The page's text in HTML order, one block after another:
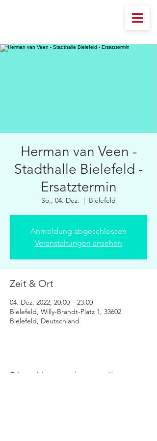
Herman van Veen -
Stadthalle Bielefeld -
Ersatztermin
So., 04. Dez.
  |
Bielefeld
Anmeldung abgeschlossen
Veranstaltungen ansehen
Zeit & Ort
04. Dez. 2022, 20:00 – 23:00
Bielefeld, Willy-Brandt-Platz 1, 33602
Bielefeld, Deutschland
Diese Veranstaltung teilen